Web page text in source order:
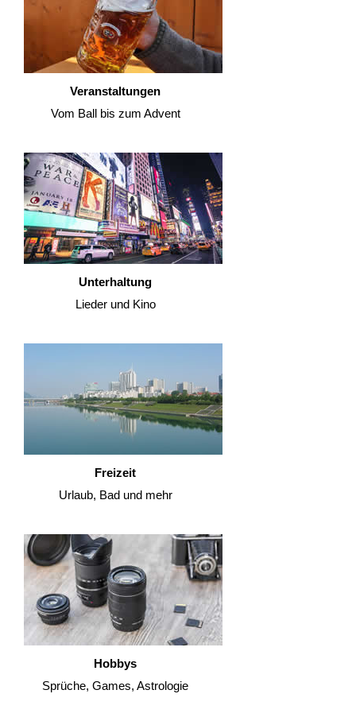
Veranstaltungen
Vom Ball bis zum Advent
Unterhaltung
Lieder und Kino
Freizeit
Urlaub, Bad und mehr
Hobbys
Sprüche, Games, Astrologie